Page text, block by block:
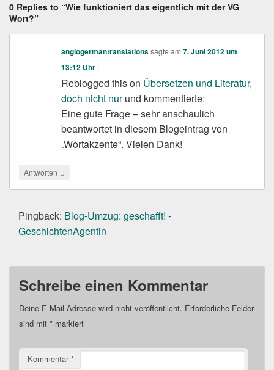
0 Replies to “Wie funktioniert das eigentlich mit der VG
Wort?”
anglogermantranslationssagte am7. Juni 2012 um
13:12 Uhr :
Reblogged this on Übersetzen und Literatur,
doch nicht nurund kommentierte:
Eine gute Frage – sehr anschaulich
beantwortet in diesem Blogeintrag von
„Wortakzente“. Vielen Dank!
Antworten ↓
Pingback: Blog-Umzug: geschafft! -
GeschichtenAgentin
Schreibe einen Kommentar
Deine E-Mail-Adresse wird nicht veröffentlicht. Erforderliche Felder
sind mit * markiert
Kommentar*